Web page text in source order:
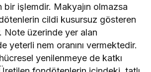
bir işlemdir. Makyajın olmazsa
cildi kusursuz gösteren
Note üzerinde yer alan
yeterli nem oranını vermektedir.
yenilenmeye de katkı